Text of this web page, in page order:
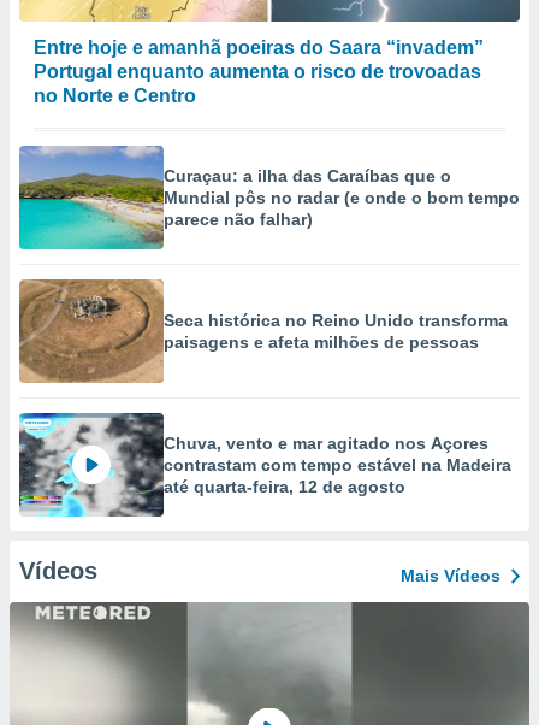
Entre hoje e amanhã poeiras do Saara “invadem”
Portugal enquanto aumenta o risco de trovoadas
no Norte e Centro
Curaçau: a ilha das Caraíbas que o
Mundial pôs no radar (e onde o bom tempo
parece não falhar)
Seca histórica no Reino Unido transforma
paisagens e afeta milhões de pessoas
Chuva, vento e mar agitado nos Açores
contrastam com tempo estável na Madeira
até quarta-feira, 12 de agosto
Vídeos Mais Vídeos